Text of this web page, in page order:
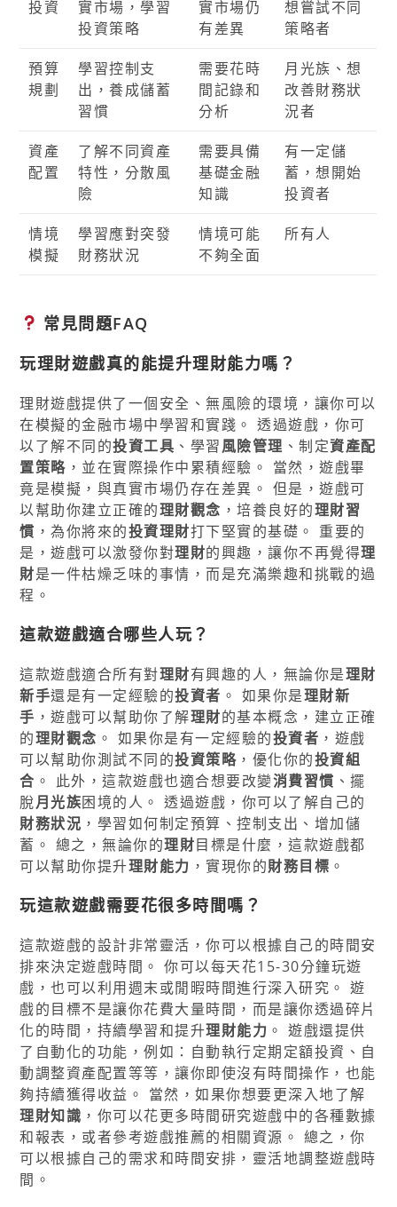
投資
實市場，學習
投資策略
實市場仍
有差異
想嘗試不同
策略者
預算
規劃
學習控制支
出，養成儲蓄
習慣
需要花時
間記錄和
分析
月光族、想
改善財務狀
況者
資產
配置
了解不同資產
特性，分散風
險
需要具備
基礎金融
知識
有一定儲
蓄，想開始
投資者
情境
模擬
學習應對突發
財務狀況
情境可能
不夠全面
所有人
常見問題FAQ
玩理財遊戲真的能提升理財能力嗎？
理財遊戲提供了一個安全、無風險的環境，讓你可以
在模擬的金融市場中學習和實踐。 透過遊戲，你可
以了解不同的投資工具 、學習風險管理 、制定資產配
置策略 ，並在實際操作中累積經驗。 當然，遊戲畢
竟是模擬，與真實市場仍存在差異。 但是，遊戲可
以幫助你建立正確的理財觀念 ，培養良好的理財習
慣 ，為你將來的投資理財打下堅實的基礎。 重要的
是，遊戲可以激發你對理財的興趣，讓你不再覺得理
財是一件枯燥乏味的事情，而是充滿樂趣和挑戰的過
程。
這款遊戲適合哪些人玩？
這款遊戲適合所有對理財有興趣的人，無論你是理財
新手還是有一定經驗的投資者 。 如果你是理財新
手 ，遊戲可以幫助你了解理財的基本概念，建立正確
的理財觀念 。 如果你是有一定經驗的投資者 ，遊戲
可以幫助你測試不同的投資策略 ，優化你的投資組
合 。 此外，這款遊戲也適合想要改變消費習慣 、擺
脫月光族困境的人。 透過遊戲，你可以了解自己的
財務狀況 ，學習如何制定預算、控制支出、增加儲
蓄。 總之，無論你的理財目標是什麼，這款遊戲都
可以幫助你提升理財能力 ，實現你的財務目標 。
玩這款遊戲需要花很多時間嗎？
這款遊戲的設計非常靈活，你可以根據自己的時間安
排來決定遊戲時間。 你可以每天花15-30分鐘玩遊
戲，也可以利用週末或閒暇時間進行深入研究。 遊
戲的目標不是讓你花費大量時間，而是讓你透過碎片
化的時間，持續學習和提升理財能力 。 遊戲還提供
了自動化的功能，例如：自動執行定期定額投資、自
動調整資產配置等等，讓你即使沒有時間操作，也能
夠持續獲得收益。 當然，如果你想要更深入地了解
理財知識 ，你可以花更多時間研究遊戲中的各種數據
和報表，或者參考遊戲推薦的相關資源。 總之，你
可以根據自己的需求和時間安排，靈活地調整遊戲時
間。